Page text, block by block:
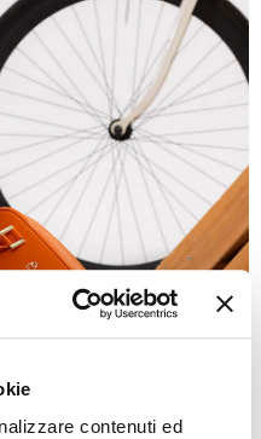
contenuti ed